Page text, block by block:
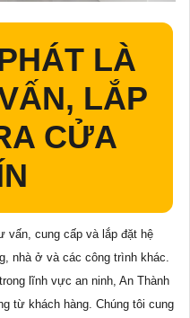
LÀ
LẮP
CỬA
vấn, cung cấp và lắp đặt hệ
nhà ở và các công trình khác.
lĩnh vực an ninh, An Thành
từ khách hàng. Chúng tôi cung